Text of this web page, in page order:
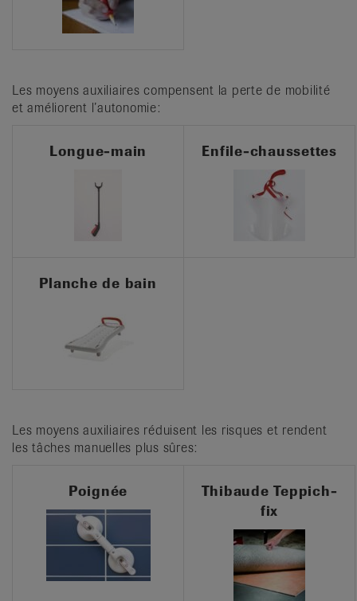
Les moyens auxiliaires compensent la perte de mobilité
et améliorent l’autonomie:
Longue-main Enfile-chaussettes
Planche de bain
Les moyens auxiliaires réduisent les risques et rendent
les tâches manuelles plus sûres:
Poignée
Thibaude Teppich-
fix